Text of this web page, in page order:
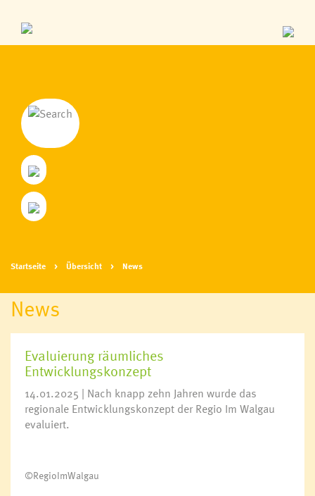
Startseite Übersicht News
News
Evaluierung räumliches
Entwicklungskonzept
14.01.2025 | Nach knapp zehn Jahren wurde das
regionale Entwicklungskonzept der Regio Im Walgau
evaluiert.
©RegioImWalgau